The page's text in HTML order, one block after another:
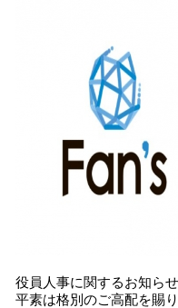
役員人事に関するお知らせ
平素は格別のご高配を賜